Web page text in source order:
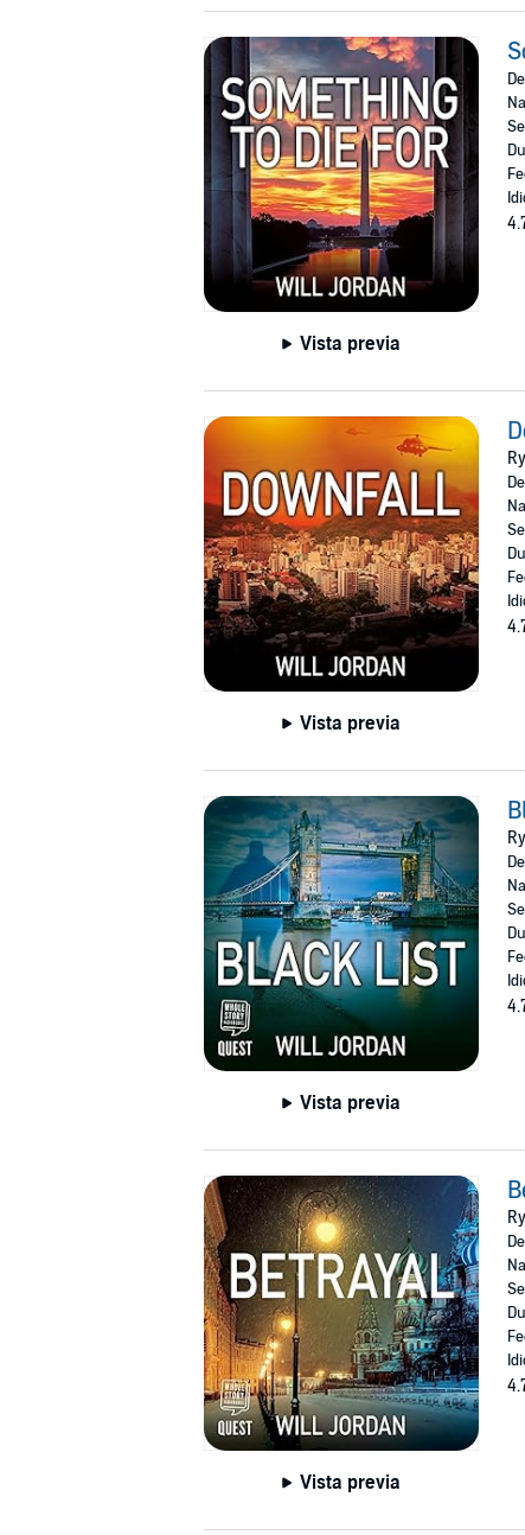
Vista previa
Vista previa
Vista previa
Vista previa